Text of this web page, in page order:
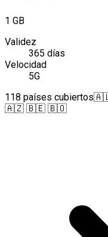
1 GB
Validez
365 días
Velocidad
5G
118 países cubiertos
🇦🇿 🇧🇪 🇧🇴